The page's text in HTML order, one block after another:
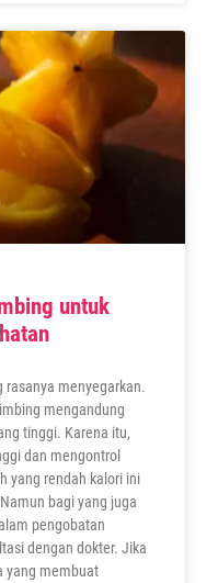
untuk
menyegarkan.
mengandung
tinggi. Karena itu,
dan mengontrol
yang rendah kalori ini
bagi yang juga
pengobatan
dengan dokter. Jika
yang membuat